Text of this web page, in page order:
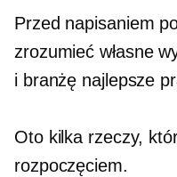
Przed napisaniem
zrozumieć własne
i branżę najlepsze
Oto kilka rzeczy,
rozpoczęciem.